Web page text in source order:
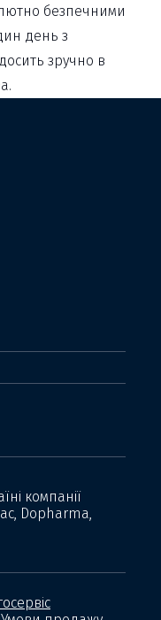
безпечними
день з
зручно в
компанії
Dopharma,